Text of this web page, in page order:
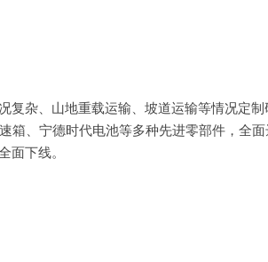
复杂、山地重载运输、坡道运输等情况定制
、宁德时代电池等多种先进零部件，全面
下线。